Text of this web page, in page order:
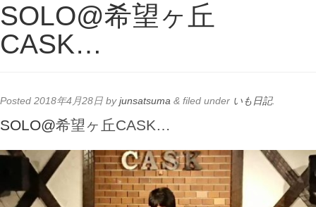
Live Schedule
Discography
Contact
YouTube
Online Lesson
SOLO@希望ヶ丘
CASK…
Posted 2018年4月28日 byjunsatsuma & filed under いも日記.
SOLO@希望ヶ丘CASK…